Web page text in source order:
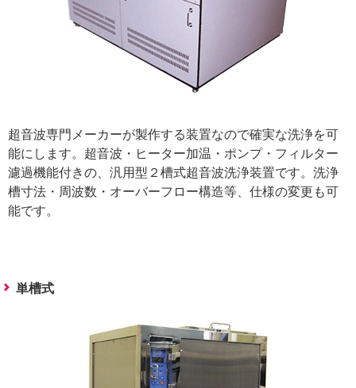
超音波専門メーカーが製作する装置なので確実な洗浄を可
能にします。超音波・ヒーター加温・ポンプ・フィルター
濾過機能付きの、汎用型２槽式超音波洗浄装置です。洗浄
槽寸法・周波数・オーバーフロー構造等、仕様の変更も可
能です。
単槽式